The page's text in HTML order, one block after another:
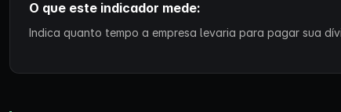
O que este indicador mede:
Indica quanto tempo a empresa levaria para pagar sua